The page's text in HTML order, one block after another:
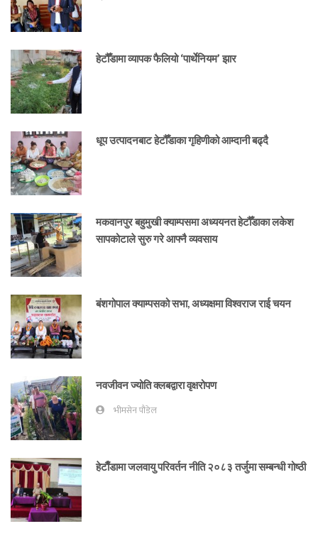
हेटौँडामा व्यापक फैलियो ‘पार्थेनियम’ झार
धूप उत्पादनबाट हेटौँडाका गृहिणीको आम्दानी बढ्दै
मकवानपुर बहुमुखी क्याम्पसमा अध्ययनत हेटौँडाका लकेश
सापकोटाले सुरु गरे आफ्नै व्यवसाय
बंशगोपाल क्याम्पसको सभा, अध्यक्षमा विश्वराज राई चयन
नवजीवन ज्योति क्लबद्वारा वृक्षरोपण
भीमसेन पौडेल
हेटाैँडामा जलवायु परिवर्तन नीति २०८३ तर्जुमा सम्बन्धी गोष्ठी